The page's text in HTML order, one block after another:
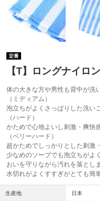
定番
【T】ロングナイロ
体の大きな方や男性も背中が洗
（ミディアム）
泡立ちがよくさっぱりした洗い
（ハード）
かためで心地よいし刺激・爽快
（ベリーハード）
超かためでしっかりとした刺激
少なめのソープでも泡立ちがよ
おいを守りながら汚れを落とし
水切れがよくすすぎがとても簡単
生産地 日本